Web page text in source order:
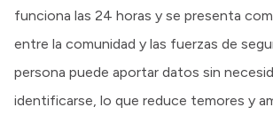
funciona las 24 horas y se presenta
entre la comunidad y las fuerzas de
persona puede aportar datos sin
identificarse, lo que reduce temores y